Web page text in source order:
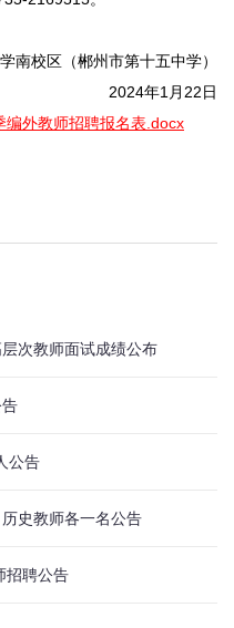
南校区（郴州市第十五中学）
2024年1月22日
外教师招聘报名表.docx
次教师面试成绩公布
公告
史教师各一名公告
招聘公告